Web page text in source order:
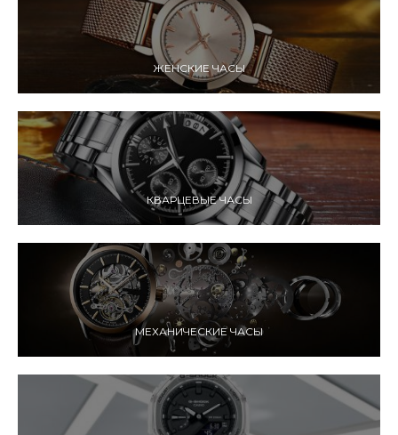
ЖЕНСКИЕ ЧАСЫ
КВАРЦЕВЫЕ ЧАСЫ
МЕХАНИЧЕСКИЕ ЧАСЫ